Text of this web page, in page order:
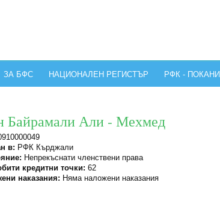
ЗА БФС НАЦИОНАЛЕН РЕГИСТЪР РФК - ПОКАНИ
Байрамали Али - Мехмед
в: РФК Кърджали
Непрекъснати членствени права
кредитни точки: 62
наказания: Няма наложени наказания